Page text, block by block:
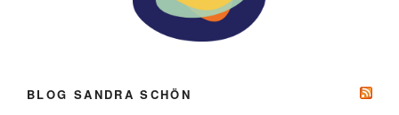
BLOG SANDRA SCHÖN